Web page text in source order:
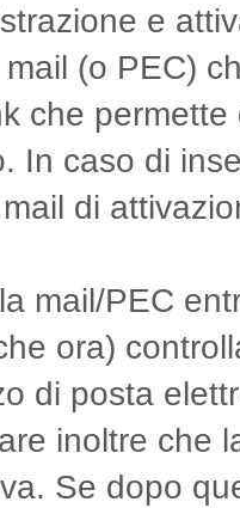
e
(o PEC)
che
In caso di
di
mail/PEC
ora)
di posta
inoltre che
Se dopo